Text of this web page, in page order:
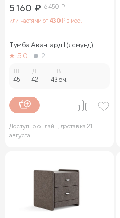
5 160 ₽ 6 450₽
или частями от 430₽ в мес.
Тумба Авангард 1 (ясмунд)
5.0
2
45 -
Д.
42 -
В.
43 см.
Доступно онлайн, доставка 21
августа